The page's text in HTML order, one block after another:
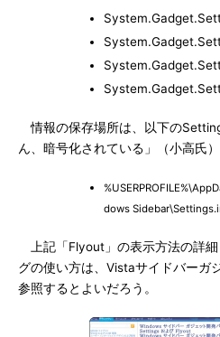
情報の保存場所は、以下の
ん、暗号化されている」（小高氏）
dows
上記「Flyout」の表示方法の詳
グの使い方は、Vistaサイドバーガ
参照するとよいだろう。